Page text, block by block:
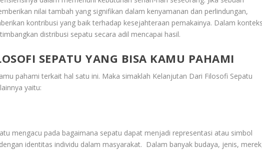
nilai tambah yang signifikan dalam kenyamanan dan perlindungan,
kontribusi yang baik terhadap kesejahteraan pemakainya. Dalam
distribusi sepatu secara adil mencapai hasil.
SEPATU YANG BISA KAMU PAHAMI
pahami terkait hal satu ini. Maka simaklah Kelanjutan Dari Filosofi Sepatu
yaitu:
mengacu pada bagaimana sepatu dapat menjadi representasi atau simbol
identitas individu dalam masyarakat. Dalam banyak budaya, jenis,